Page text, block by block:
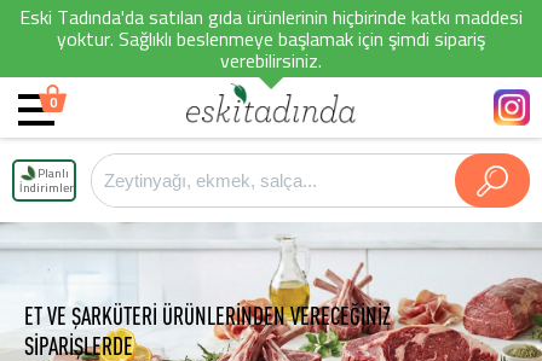
Eski Tadında'da satılan gıda ürünlerinin hiçbirinde katkı maddesi
yoktur. Sağlıklı beslenmeye başlamak için şimdi sipariş
verebilirsiniz.
0
Planlı
İndirimler
ET VE ŞARKÜTERİ ÜRÜNLERİNDEN VERECEĞİNİZ
SİPARİŞLERDE